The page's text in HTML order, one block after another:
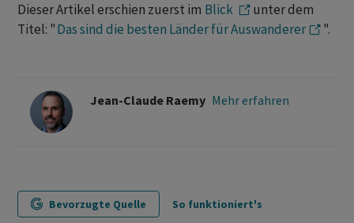
Dieser Artikel erschien zuerst im Blick
unter dem
Titel: "Das sind die besten Länder für Auswanderer ".
Jean-Claude Raemy Mehr erfahren
Bevorzugte Quelle So funktioniert's